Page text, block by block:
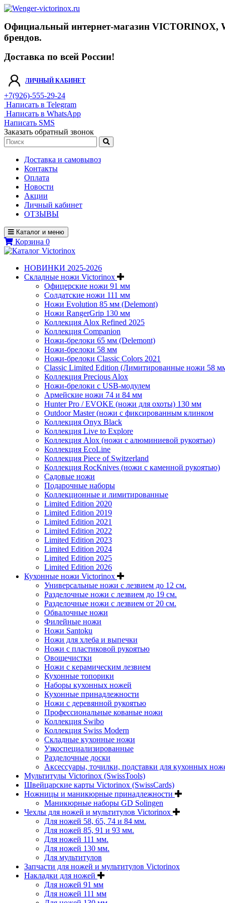
Официальный интернет-магазин VICTORINOX,
брендов.
Доставка по всей России!
ЛИЧНЫЙ КАБИНЕТ
+7(926)-555-29-24
Написать в Telegram
Написать в WhatsApp
Написать SMS
Заказать обратный звонок
Доставка и самовывоз
Контакты
Оплата
Новости
Акции
Личный кабинет
ОТЗЫВЫ
Каталог и меню
Корзина 0
НОВИНКИ 2025-2026
Складные ножи Victorinox
Офицерские ножи 91 мм
Солдатские ножи 111 мм
Ножи Evolution 85 мм (Delemont)
Ножи RangerGrip 130 мм
Коллекция Alox Refined 2025
Коллекция Companion
Ножи-брелоки 65 мм (Delemont)
Ножи-брелоки 58 мм
Ножи-брелоки Classic Colors 2021
Classic Limited Edition (Лимитированные ножи 58
Коллекция Precious Alox
Ножи-брелоки с USB-модулем
Армейские ножи 74 и 84 мм
Hunter Pro / EVOKE (ножи для охоты) 130 мм
Outdoor Master (ножи с фиксированным клинком
Коллекция Onyx Black
Коллекция Live to Explore
Коллекция Alox (ножи с алюминиевой рукоятью)
Коллекция EcoLine
Коллекция Piece of Switzerland
Коллекция RocKnives (ножи с каменной рукоятью)
Садовые ножи
Подарочные наборы
Коллекционные и лимитированные
Limited Edition 2020
Limited Edition 2019
Limited Edition 2021
Limited Edition 2022
Limited Edition 2023
Limited Edition 2024
Limited Edition 2025
Limited Edition 2026
Кухонные ножи Victorinox
Универсальные ножи с лезвием до 12 см.
Разделочные ножи с лезвием до 19 см.
Разделочные ножи с лезвием от 20 см.
Обвалочные ножи
Филейные ножи
Ножи Santoku
Ножи для хлеба и выпечки
Ножи с пластиковой рукоятью
Овощечистки
Ножи с керамическим лезвием
Кухонные топорики
Наборы кухонных ножей
Кухонные принадлежности
Ножи с деревянной рукоятью
Профессиональные кованые ножи
Коллекция Swibo
Коллекция Swiss Modern
Складные кухонные ножи
Узкоспециализированные
Разделочные доски
Аксессуары, точилки, подставки для кухонных
Мультитулы Victorinox (SwissTools)
Швейцарские карты Victorinox (SwissCards)
Ножницы и маникюрные принадлежности
Маникюрные наборы GD Solingen
Чехлы для ножей и мультитулов Victorinox
Для ножей 58, 65, 74 и 84 мм.
Для ножей 85, 91 и 93 мм.
Для ножей 111 мм.
Для ножей 130 мм.
Для мультитулов
Запчасти для ножей и мультитулов Victorinox
Накладки для ножей
Для ножей 91 мм
Для ножей 111 мм